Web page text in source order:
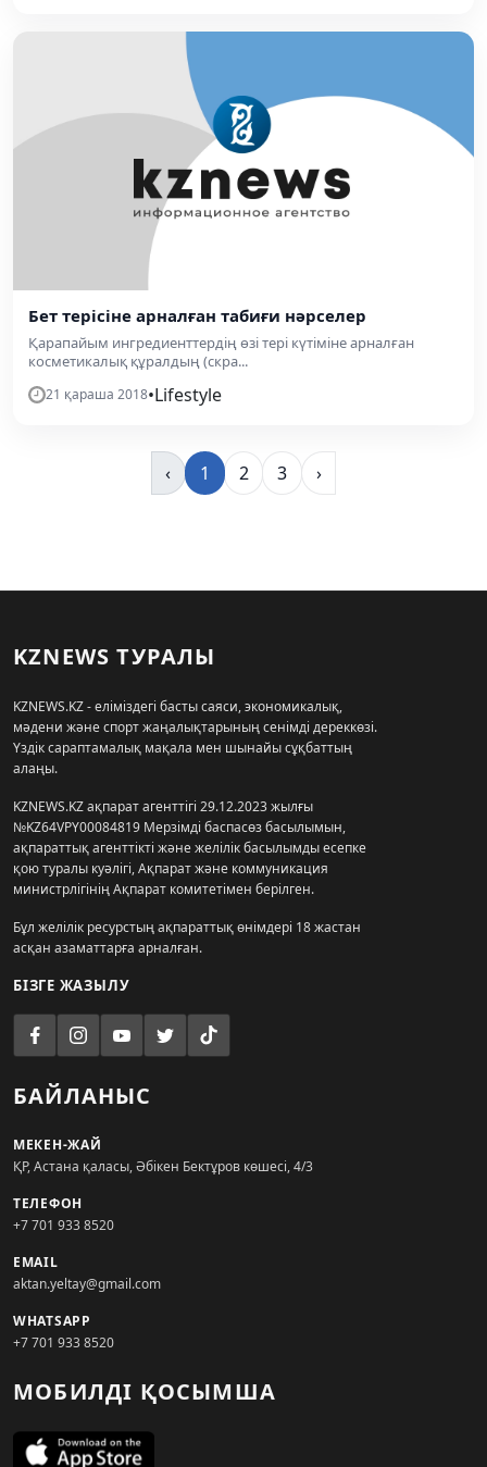
Бет терісіне арналған табиғи нәрселер
Қарапайым ингредиенттердің өзі тері күтіміне арналған
косметикалық құралдың (скра...
21 қараша 2018•Lifestyle
‹ 1 2 3 ›
KZNEWS ТУРАЛЫ
KZNEWS.KZ - еліміздегі басты саяси, экономикалық,
мәдени және спорт жаңалықтарының сенімді дереккөзі.
Үздік сараптамалық мақала мен шынайы сұқбаттың
алаңы.
KZNEWS.KZ ақпарат агенттігі 29.12.2023 жылғы
№KZ64VPY00084819 Мерзімді баспасөз басылымын,
ақпараттық агенттікті және желілік басылымды есепке
қою туралы куәлігі, Ақпарат және коммуникация
министрлігінің Ақпарат комитетімен берілген.
Бұл желілік ресурстың ақпараттық өнімдері 18 жастан
асқан азаматтарға арналған.
БІЗГЕ ЖАЗЫЛУ
БАЙЛАНЫС
МЕКЕН-ЖАЙ
ҚР, Астана қаласы, Әбікен Бектұров көшесі, 4/3
ТЕЛЕФОН
+7 701 933 8520
EMAIL
aktan.yeltay@gmail.com
WHATSAPP
+7 701 933 8520
МОБИЛДІ ҚОСЫМША